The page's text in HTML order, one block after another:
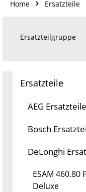
Home Ersatzteile
Ersatzteilgruppe
Ersatzteile
AEG Ersatzteile
Bosch
DeLonghi
ESAM 460.80
Deluxe